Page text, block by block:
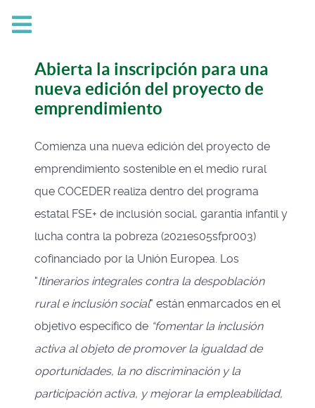
Abierta la inscripción para una
nueva edición del proyecto de
emprendimiento
Comienza una nueva edición del proyecto de
emprendimiento sostenible en el medio rural
que COCEDER realiza dentro del programa
estatal FSE+ de inclusión social, garantía infantil y
lucha contra la pobreza (2021es05sfpr003)
cofinanciado por la Unión Europea. Los
"Itinerarios integrales contra la despoblación
rural e inclusión social" están enmarcados en el
objetivo específico de “fomentar la inclusión
activa al objeto de promover la igualdad de
oportunidades, la no discriminación y la
participación activa, y mejorar la empleabilidad,